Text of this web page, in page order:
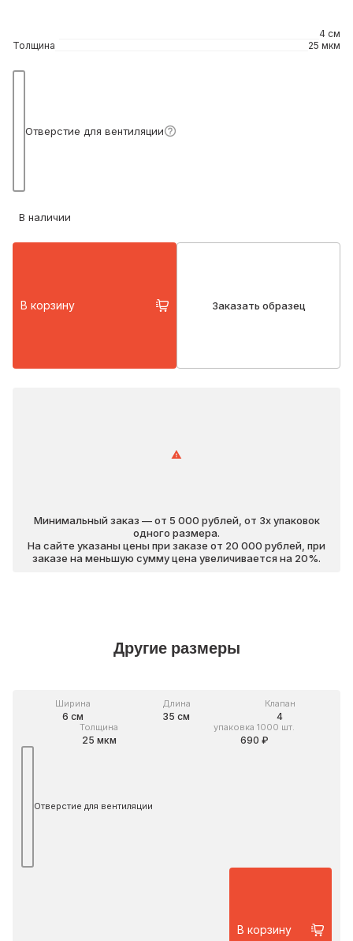
4 см
Толщина
25 мкм
Отверстие для вентиляции
В наличии
В корзину Заказать образец
Минимальный заказ — от 5 000 рублей, от 3х упаковок
одного размера.
На сайте указаны цены при заказе от 20 000 рублей, при
заказе на меньшую сумму цена увеличивается на 20%.
Другие размеры
Ширина
6 см
Длина
35 см
Клапан
4
Толщина
25 мкм
упаковка 1000 шт.
690 ₽
Отверстие для вентиляции
В корзину